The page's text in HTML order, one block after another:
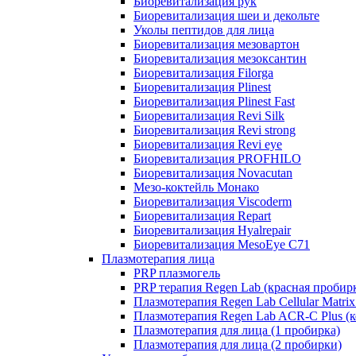
Биоревитализация шеи и декольте
Уколы пептидов для лица
Биоревитализация мезовартон
Биоревитализация мезоксантин
Биоревитализация Filorga
Биоревитализация Plinest
Биоревитализация Plinest Fast
Биоревитализация Revi Silk
Биоревитализация Revi strong
Биоревитализация Revi eye
Биоревитализация PROFHILO
Биоревитализация Novacutan
Мезо-коктейль Монако
Биоревитализация Viscoderm
Биоревитализация Repart
Биоревитализация Hyalrepair
Биоревитализация MesoEye C71
Плазмотерапия лица
PRP плазмогель
PRP терапия Regen Lab (красная
Плазмотерапия Regen Lab Cellular
Плазмотерапия Regen Lab ACR-C Plus
Плазмотерапия для лица (1 пробирка)
Плазмотерапия для лица (2 пробирки)